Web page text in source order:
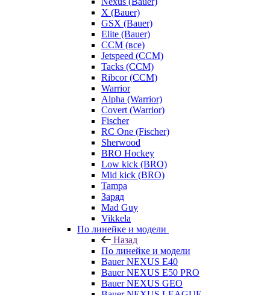
X (Bauer)
GSX (Bauer)
Elite (Bauer)
CCM (все)
Jetspeed (CCM)
Tacks (CCM)
Ribcor (CCM)
Warrior
Alpha (Warrior)
Covert (Warrior)
Fischer
RC One (Fischer)
Sherwood
BRO Hockey
Low kick (BRO)
Mid kick (BRO)
Tampa
Заряд
Mad Guy
Vikkela
По линейке и модели
Назад
По линейке и модели
Bauer NEXUS E40
Bauer NEXUS E50 PRO
Bauer NEXUS GEO